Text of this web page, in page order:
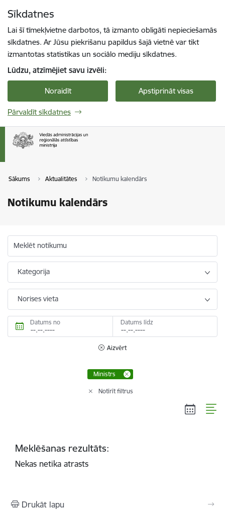
Sīkdatnes
Lai šī tīmekļvietne darbotos, tā izmanto obligāti nepieciešamās
sīkdatnes. Ar Jūsu piekrišanu papildus šajā vietnē var tikt
izmantotas statistikas un sociālo mediju sīkdatnes.
Lūdzu, atzīmējiet savu izvēli:
Noraidīt Apstiprināt visas
Pārvaldīt sīkdatnes
Sākums Aktualitātes Notikumu kalendārs
Notikumu kalendārs
Meklēt notikumu
Kategorija
Norises vieta
Datums no Datums līdz
Aizvērt
Ministrs
Notīrīt filtrus
Meklēšanas rezultāts:
Nekas netika atrasts
Drukāt lapu